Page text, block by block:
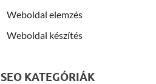
Weboldal elemzés
Weboldal készítés
SEO KATEGÓRIÁK